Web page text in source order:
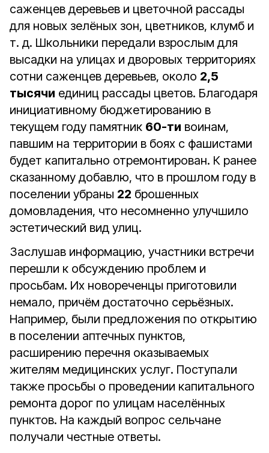
саженцев деревьев и цветочной рассады
для новых зелёных зон, цветников, клумб и
т. д. Школьники передали взрослым для
высадки на улицах и дворовых территориях
сотни саженцев деревьев, около 2,5
тысячи единиц рассады цветов. Благодаря
инициативному бюджетированию в
текущем году памятник 60-ти воинам,
павшим на территории в боях с фашистами
будет капитально отремонтирован. К ранее
сказанному добавлю, что в прошлом году в
поселении убраны 22 брошенных
домовладения, что несомненно улучшило
эстетический вид улиц.
Заслушав информацию, участники встречи
перешли к обсуждению проблем и
просьбам. Их новореченцы приготовили
немало, причём достаточно серьёзных.
Например, были предложения по открытию
в поселении аптечных пунктов,
расширению перечня оказываемых
жителям медицинских услуг. Поступали
также просьбы о проведении капитального
ремонта дорог по улицам населённых
пунктов. На каждый вопрос сельчане
получали честные ответы.